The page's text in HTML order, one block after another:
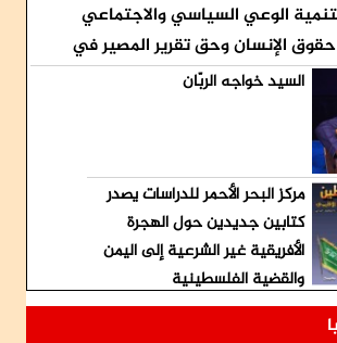
الوعي السياسي والاجتماعي
الإنسان وحق تقرير المصير في
موسعة ..
السيد خواجه الربّان
مركز البحر الأحمر للدراسات يصدر
كتابين جديدين حول الهجرة
الأفريقية غير الشرعية إلى اليمن
والقضية الفلسطينية